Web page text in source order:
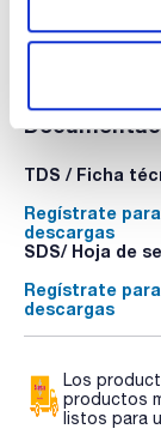
TDS / Ficha
Regístrate para
descargas
SDS/ Hoja de
Regístrate para
descargas
Los
productos
listos para